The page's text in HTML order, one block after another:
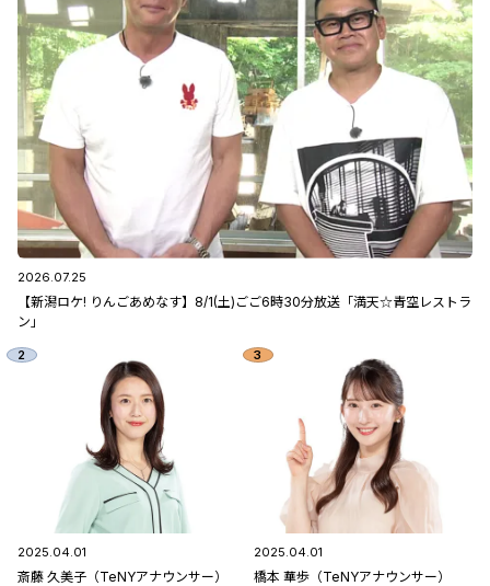
2026.07.25
【新潟ロケ! りんごあめなす】8/1(土)ごご6時30分放送「満天☆青空レストラ
ン」
2025.04.01
斎藤 久美子（TeNYアナウンサー）
2025.04.01
橋本 華歩（TeNYアナウンサー）